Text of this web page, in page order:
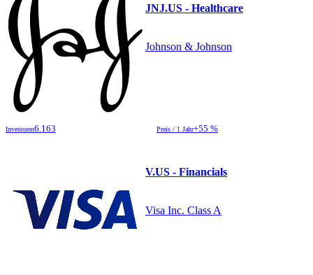
JNJ.US - Healthcare
Johnson & Johnson
Investoren6.163 Preis / 1 Jahr+55 %
V.US - Financials
Visa Inc. Class A